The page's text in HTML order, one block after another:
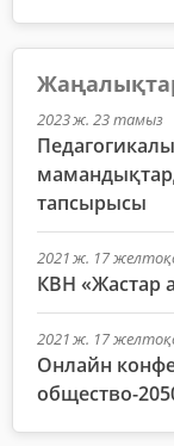
2023 ж. 23 тамыз
тапсырысы
2021 ж. 17
КВН «Жастар
2021 ж. 17
Онлайн
общество-